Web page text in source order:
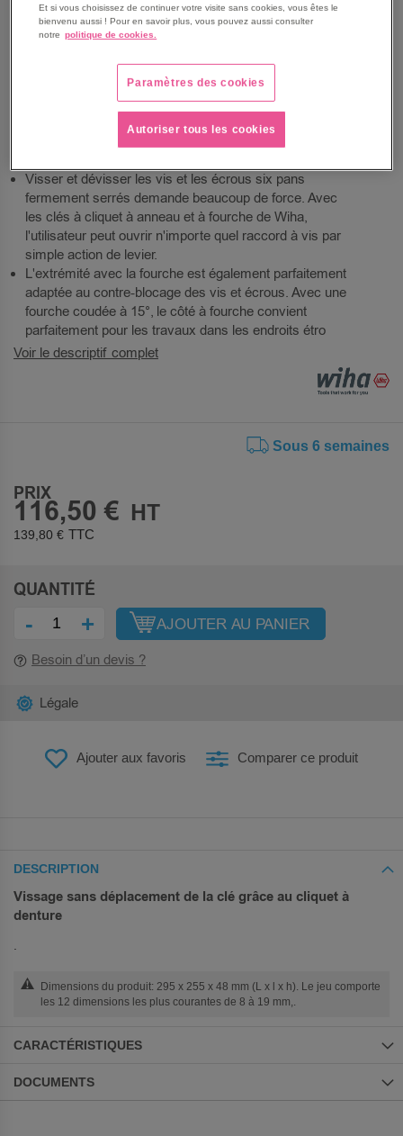
coudée à 15°.
Ideal pour les travaux d'installation et de montage.
Vissage sans déplacement de l’outil grâce à une denture
fine de 72 dents.
Parfait pour les espaces restreints grâce à sa clé mixte
Visser et dévisser les vis et les écrous six pans
fermement serrés demande beaucoup de force. Avec
les clés à cliquet à anneau et à fourche de Wiha,
l'utilisateur peut ouvrir n'importe quel raccord à vis par
simple action de levier.
L'extrémité avec la fourche est également parfaitement
adaptée au contre-blocage des vis et écrous. Avec une
fourche coudée à 15°, le côté à fourche convient
parfaitement pour les travaux dans les endroits étro
Voir le descriptif complet
Sous 6 semaines
PRIX
116,50 €
139,80 €
QUANTITÉ
- + AJOUTER AU PANIER
Besoin d’un devis ?
Ajouter aux favoris Comparer ce produit
Légale
DESCRIPTION
Vissage sans déplacement de la clé grâce au cliquet à
denture
Dimensions du produit: 295 x 255 x 48 mm (L x l x h). Le jeu comporte
les 12 dimensions les plus courantes de 8 à 19 mm,.
CARACTÉRISTIQUES
DOCUMENTS
Et si vous choisissez de continuer votre visite sans cookies, vous êtes le
bienvenu aussi ! Pour en savoir plus, vous pouvez aussi consulter
notre politique de cookies.
Paramètres des cookies
Autoriser tous les cookies